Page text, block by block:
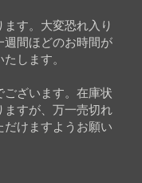
す。大変恐れ入り
週間ほどのお時間が
します。
ざいます。在庫状
すが、万一売切れ
けますようお願い